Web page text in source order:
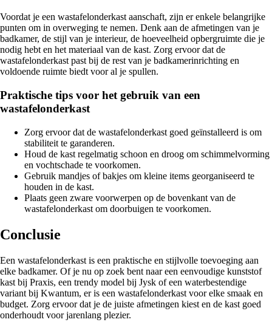
Voordat je een wastafelonderkast aanschaft, zijn er enkele belangrijke
punten om in overweging te nemen. Denk aan de afmetingen van je
badkamer, de stijl van je interieur, de hoeveelheid opbergruimte die je
nodig hebt en het materiaal van de kast. Zorg ervoor dat de
wastafelonderkast past bij de rest van je badkamerinrichting en
voldoende ruimte biedt voor al je spullen.
Praktische tips voor het gebruik van een
wastafelonderkast
Zorg ervoor dat de wastafelonderkast goed geïnstalleerd is om
stabiliteit te garanderen.
Houd de kast regelmatig schoon en droog om schimmelvorming
en vochtschade te voorkomen.
Gebruik mandjes of bakjes om kleine items georganiseerd te
houden in de kast.
Plaats geen zware voorwerpen op de bovenkant van de
wastafelonderkast om doorbuigen te voorkomen.
Conclusie
Een wastafelonderkast is een praktische en stijlvolle toevoeging aan
elke badkamer. Of je nu op zoek bent naar een eenvoudige kunststof
kast bij Praxis, een trendy model bij Jysk of een waterbestendige
variant bij Kwantum, er is een wastafelonderkast voor elke smaak en
budget. Zorg ervoor dat je de juiste afmetingen kiest en de kast goed
onderhoudt voor jarenlang plezier.